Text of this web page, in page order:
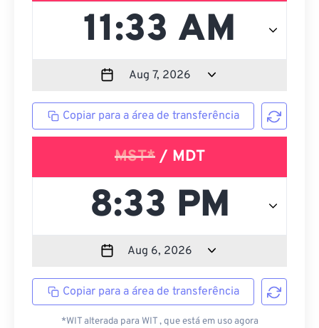
Copiar para a área de transferência
MST*/ MDT
Copiar para a área de transferência
*WIT alterada para WIT , que está em uso agora